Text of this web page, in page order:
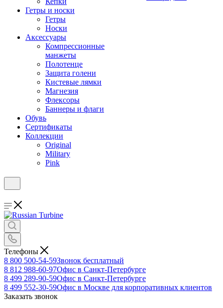
Гетры и носки
Гетры
Носки
Аксессуары
Компрессионные
манжеты
Полотенце
Защита голени
Кистевые лямки
Магнезия
Флексоры
Баннеры и флаги
Обувь
Сертификаты
Коллекции
Original
Military
Pink
Телефоны
8 800 500-54-59Звонок бесплатный
8 812 988-60-97Офис в Санкт-Петербурге
8 499 289-90-59Офис в Санкт-Петербурге
8 499 552-30-59Офис в Москве для корпоративных клиентов
Заказать звонок